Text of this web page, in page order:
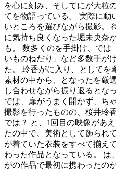
を心に刻み、そしてにが大粒
てを物語っている。 実際に動
いところを選びながら撮影。
に気持ち良くなった堀未央奈
も。 数多くのを手掛け、では
いものねだり」など多数手が
た。 玲香がに入り、としてを
素材の中から、となったを厳
し合わせながら振り返るとな
では、扉がうまく開かず、ち
撮影を行ったものの、桜井玲
では？ と、1回目の映像があ
たの中で、美術として飾られ
が着ていた衣装をすべて揃え
わった作品となっている。 は
がの作品で最初に携わったの